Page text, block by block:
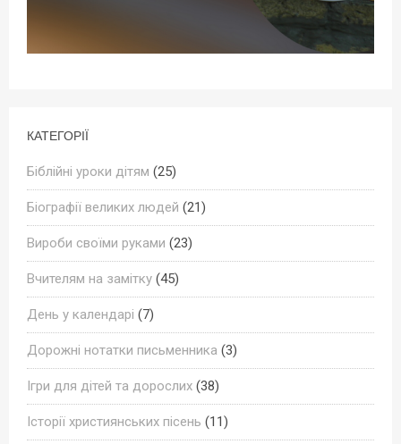
КАТЕГОРІЇ
Біблійні уроки дітям (25)
Біографії великих людей (21)
Вироби своїми руками (23)
Вчителям на замітку (45)
День у календарі (7)
Дорожні нотатки письменника (3)
Ігри для дітей та дорослих (38)
Історії християнських пісень (11)